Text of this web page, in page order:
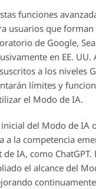
funciones
usuarios que forman
de Google,
en EE. UU.
a los niveles
límites y
el Modo de IA.
del Modo de IA
a la competencia
de IA, como ChatGPT.
el alcance del